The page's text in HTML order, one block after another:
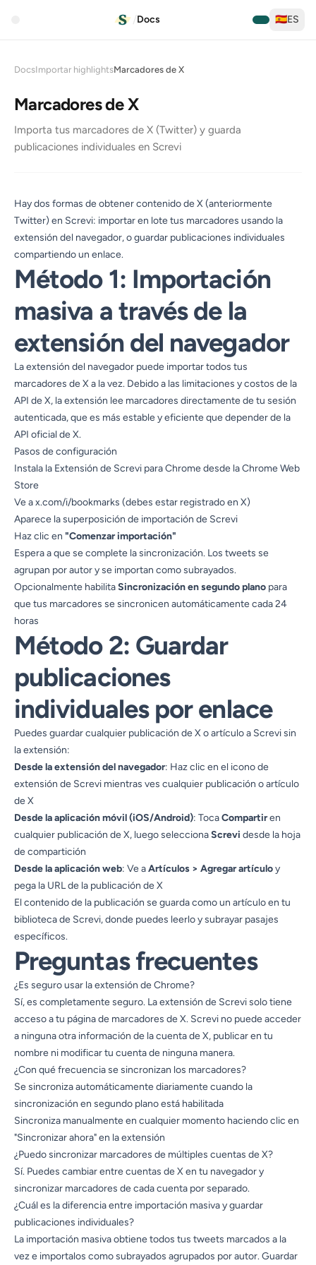
/Docs 🇪🇸ES
DocsImportar highlightsMarcadores de X
Marcadores de X
Importa tus marcadores de X (Twitter) y guarda
publicaciones individuales en Screvi
Hay dos formas de obtener contenido de X (anteriormente
Twitter) en Screvi: importar en lote tus marcadores usando la
extensión del navegador, o guardar publicaciones individuales
compartiendo un enlace.
Método 1: Importación
masiva a través de la
extensión del navegador
La extensión del navegador puede importar todos tus
marcadores de X a la vez. Debido a las limitaciones y costos de la
API de X, la extensión lee marcadores directamente de tu sesión
autenticada, que es más estable y eficiente que depender de la
API oficial de X.
Pasos de configuración
Instala la Extensión de Screvi para Chromedesde la Chrome Web
Store
Ve ax.com/i/bookmarks (debes estar registrado en X)
Aparece la superposición de importación de Screvi
Haz clic en "Comenzar importación"
Espera a que se complete la sincronización. Los tweets se
agrupan por autor y se importan como subrayados.
Opcionalmente habilitaSincronización en segundo plano para
que tus marcadores se sincronicen automáticamente cada 24
horas
Método 2: Guardar
publicaciones
individuales por enlace
Puedes guardar cualquier publicación de X o artículo a Screvi sin
la extensión:
Desde la extensión del navegador: Haz clic en el icono de
extensión de Screvi mientras ves cualquier publicación o artículo
de X
Desde la aplicación móvil (iOS/Android): TocaCompartiren
cualquier publicación de X, luego seleccionaScrevi desde la hoja
de compartición
Desde la aplicación web: Ve aArtículos > Agregar artículoy
pega la URL de la publicación de X
El contenido de la publicación se guarda como un artículo en tu
biblioteca de Screvi, donde puedes leerlo y subrayar pasajes
específicos.
Preguntas frecuentes
¿Es seguro usar la extensión de Chrome?
Sí, es completamente seguro. La extensión de Screvi solo tiene
acceso a tu página de marcadores de X. Screvi no puede acceder
a ninguna otra información de la cuenta de X, publicar en tu
nombre ni modificar tu cuenta de ninguna manera.
¿Con qué frecuencia se sincronizan los marcadores?
Se sincroniza automáticamente diariamente cuando la
sincronización en segundo plano está habilitada
Sincroniza manualmente en cualquier momento haciendo clic en
"Sincronizar ahora" en la extensión
¿Puedo sincronizar marcadores de múltiples cuentas de X?
Sí. Puedes cambiar entre cuentas de X en tu navegador y
sincronizar marcadores de cada cuenta por separado.
¿Cuál es la diferencia entre importación masiva y guardar
publicaciones individuales?
La importación masiva obtiene todos tus tweets marcados a la
vez e importalos como subrayados agrupados por autor. Guardar